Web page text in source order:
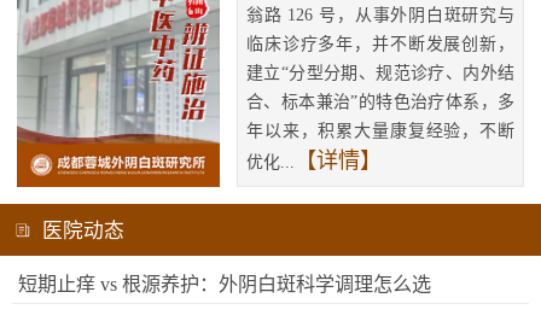
翁路 126 号，从事外阴白斑研究与
临床诊疗多年，并不断发展创新，
建立“分型分期、规范诊疗、内外结
合、标本兼治”的特色治疗体系，多
年以来，积累大量康复经验，不断
优化...
【详情】
医院动态
短期止痒 vs 根源养护：外阴白斑科学调理怎么选